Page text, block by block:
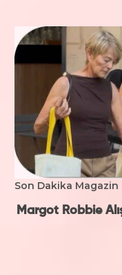
Son Dakika Magazin
Margot Robbie